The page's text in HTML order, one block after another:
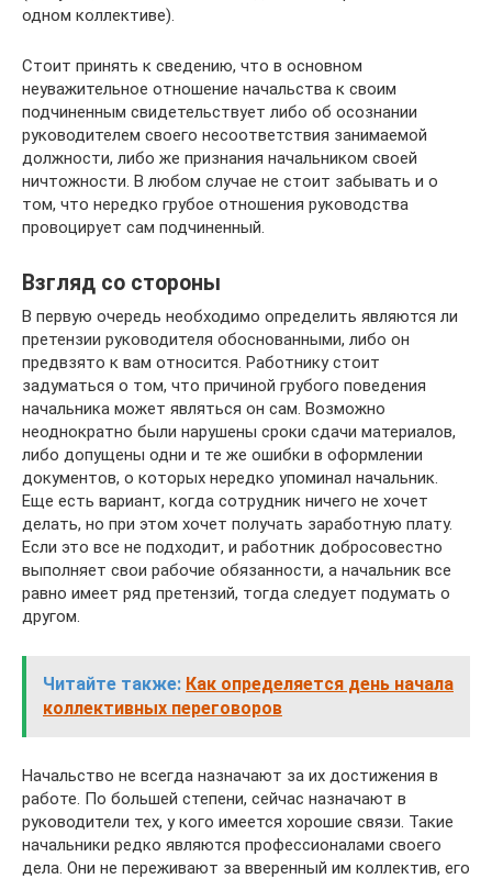
одном коллективе).
Стоит принять к сведению, что в основном
неуважительное отношение начальства к своим
подчиненным свидетельствует либо об осознании
руководителем своего несоответствия занимаемой
должности, либо же признания начальником своей
ничтожности. В любом случае не стоит забывать и о
том, что нередко грубое отношения руководства
провоцирует сам подчиненный.
Взгляд со стороны
В первую очередь необходимо определить являются ли
претензии руководителя обоснованными, либо он
предвзято к вам относится. Работнику стоит
задуматься о том, что причиной грубого поведения
начальника может являться он сам. Возможно
неоднократно были нарушены сроки сдачи материалов,
либо допущены одни и те же ошибки в оформлении
документов, о которых нередко упоминал начальник.
Еще есть вариант, когда сотрудник ничего не хочет
делать, но при этом хочет получать заработную плату.
Если это все не подходит, и работник добросовестно
выполняет свои рабочие обязанности, а начальник все
равно имеет ряд претензий, тогда следует подумать о
другом.
Читайте также: Как определяется день начала
коллективных переговоров
Начальство не всегда назначают за их достижения в
работе. По большей степени, сейчас назначают в
руководители тех, у кого имеется хорошие связи. Такие
начальники редко являются профессионалами своего
дела. Они не переживают за вверенный им коллектив, его